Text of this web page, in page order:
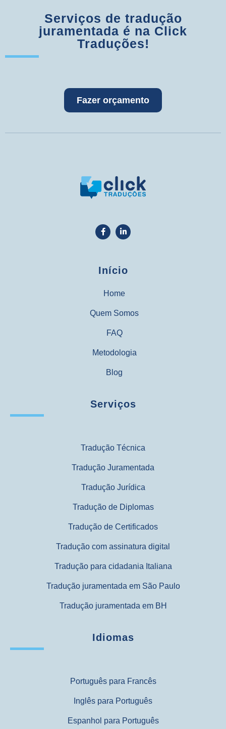
Serviços de tradução
juramentada é na Click
Traduções!
Fazer orçamento
Início
Home
Quem Somos
FAQ
Metodologia
Blog
Serviços
Tradução Técnica
Tradução Juramentada
Tradução Jurídica
Tradução de Diplomas
Tradução de Certificados
Tradução com assinatura digital
Tradução para cidadania Italiana
Tradução juramentada em São Paulo
Tradução juramentada em BH
Idiomas
Português para Francês
Inglês para Português
Espanhol para Português